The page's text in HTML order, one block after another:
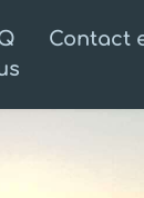
Contact